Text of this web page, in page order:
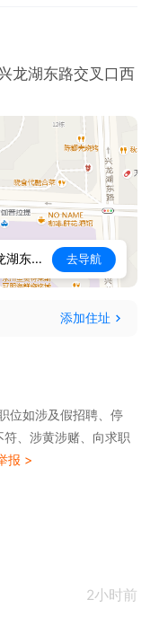
收入
款周期短
凭个人能力
励
赚钱的你加入！
龙湖东路交叉口西
重庆市市辖区永川区飞龙路与兴龙湖东路交叉口西侧142米 去导航
添加住址
位如涉及假招聘、停
、涉黄涉赌、向求职
报 >
2小时前